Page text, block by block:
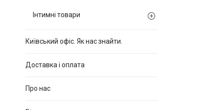
Інтимні товари
Київський офіс. Як нас знайти.
Доставка і оплата
Про нас